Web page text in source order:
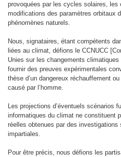
provoquées par les cycles solaires, les
modifications des paramètres orbitaux
phénomènes naturels.
Nous, signataires, étant compétents
liées au climat, défions le CCNUCC
Unies sur les changements
fournir des preuves expérimentales
thèse d’un dangereux réchauffement
causé par l’homme.
Les projections d’éventuels scénarios
informatiques du climat ne constituent
réelles obtenues par des
impartiales.
Pour être précis, nous défions les